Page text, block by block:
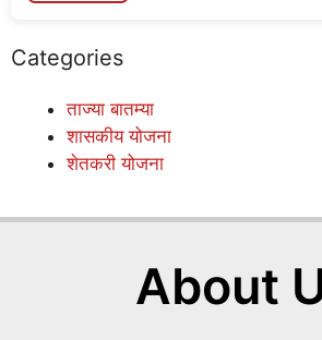
Categories
ताज्या बातम्या
शासकीय योजना
शेतकरी योजना
About